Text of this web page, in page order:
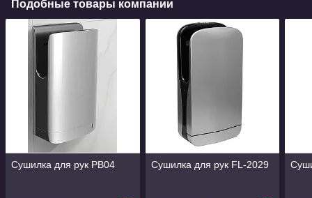
Подобные товары компании
Сушилка для рук PB04 Сушилка для рук FL-2029